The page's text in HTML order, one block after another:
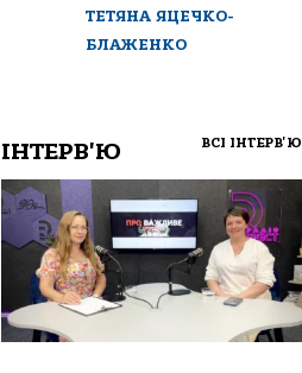
ТЕТЯНА ЯЦЕЧКО-
БЛАЖЕНКО
ІНТЕРВ'Ю ВСІ ІНТЕРВ'Ю